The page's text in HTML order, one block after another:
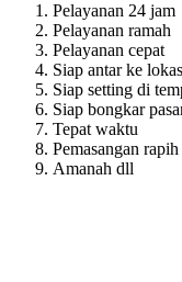
Pelayanan 24 jam
Pelayanan ramah
Pelayanan cepat
Siap antar ke
Siap setting di
Siap bongkar
Tepat waktu
Pemasangan rapih
Amanah dll